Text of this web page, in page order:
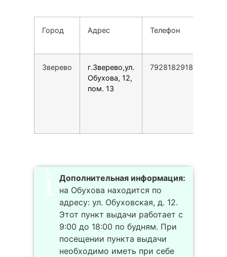
Город Адрес Телефон
Зверево
г.Зверево,ул.
Обухова, 12,
пом. 13
79281829188
Дополнительная информация:
на Обухова находится по
адресу: ул. Обуховская, д. 12.
Этот пункт выдачи работает с
9:00 до 18:00 по будням. При
посещении пункта выдачи
необходимо иметь при себе